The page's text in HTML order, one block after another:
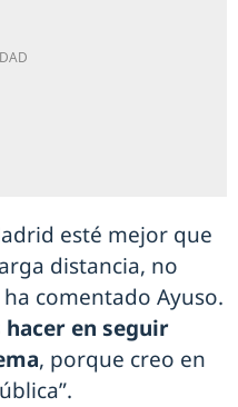
esté mejor que
distancia, no
comentado Ayuso.
en seguir
, porque creo en